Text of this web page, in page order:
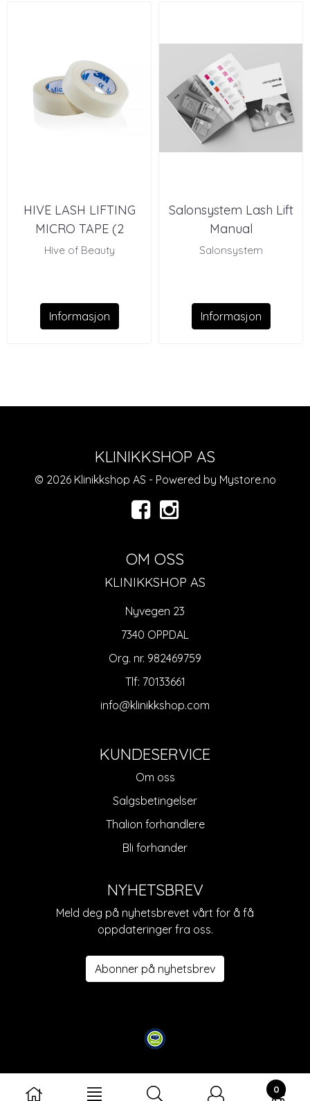
0
HIVE LASH LIFTING
MICRO TAPE (2
RULLER)
Hive of Beauty
Informasjon
Salonsystem Lash Lift
Manual
Salonsystem
Informasjon
KLINIKKSHOP AS
© 2026 Klinikkshop AS - Powered by Mystore.no
OM OSS
KLINIKKSHOP AS
Nyvegen 23
7340 OPPDAL
Org. nr. 982469759
Tlf: 70133661
info@klinikkshop.com
KUNDESERVICE
Om oss
Salgsbetingelser
Thalion forhandlere
Bli forhander
NYHETSBREV
Meld deg på nyhetsbrevet vårt for å få
oppdateringer fra oss.
Abonner på nyhetsbrev